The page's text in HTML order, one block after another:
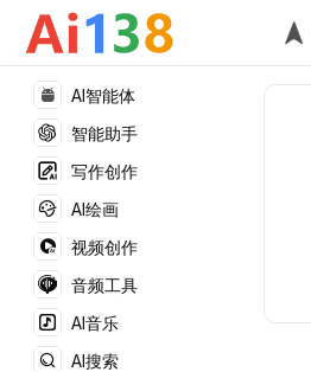
AI智能体
智能助手
写作创作
AI绘画
视频创作
音频工具
AI音乐
AI搜索